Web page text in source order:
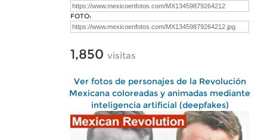
FOTO:
1,850 visitas
Ver fotos de personajes de la Revolución
Mexicana coloreadas y animadas mediante
inteligencia artificial (deepfakes)